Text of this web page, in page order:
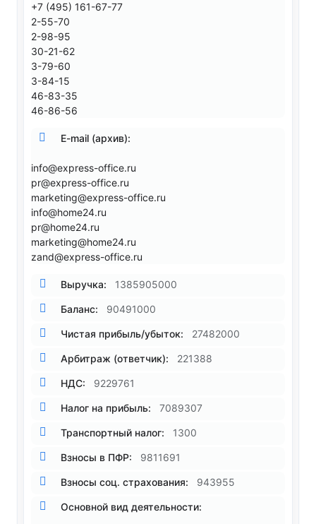
+7 (495) 161-67-77
2-55-70
2-98-95
30-21-62
3-79-60
3-84-15
46-83-35
46-86-56
E-mail (архив):
info@express-office.ru
pr@express-office.ru
marketing@express-office.ru
info@home24.ru
pr@home24.ru
marketing@home24.ru
zand@express-office.ru
Выручка: 1385905000
Баланс: 90491000
Чистая прибыль/убыток: 27482000
Арбитраж (ответчик): 221388
НДС: 9229761
Налог на прибыль: 7089307
Транспортный налог: 1300
Взносы в ПФР: 9811691
Взносы соц. страхования: 943955
Основной вид деятельности: